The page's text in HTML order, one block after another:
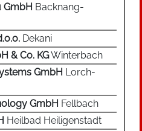
sind die höheren
beginnen und
hundert kW
über zwei
geschlossen) und
Stromkreisen
sind
beispielsweise von
GmbH Backnang-
Dekani
& Co. KGWinterbach
GmbH Lorch-
GmbH Fellbach
Heilbad Heiligenstadt